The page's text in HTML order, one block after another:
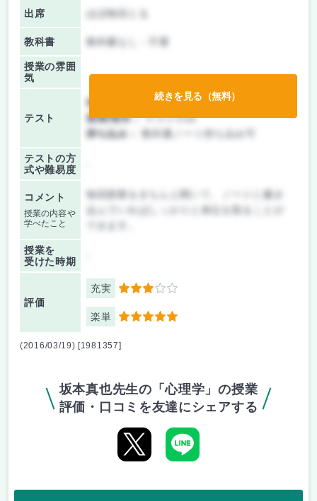
出席 ほぼ毎回とる
教科書 教科書なし・不要
授業の雰囲
気
テスト
前期/中間：
テスト・レポート両方なし
後期/期末：テストのみ
持ち込み：
教科書ノート持ち込み可
テストの方
式や難易度
コメント
授業の内容や
学べたこと
毎回授業をきちんと聞いて、ノートに書き
授業を
受けた時期
評価
充実 3
楽単 5
続きを見る（無料）
(2016/03/19) [1981357]
坂本真也先生の「心理学」の授業
評価・口コミを友達にシェアする